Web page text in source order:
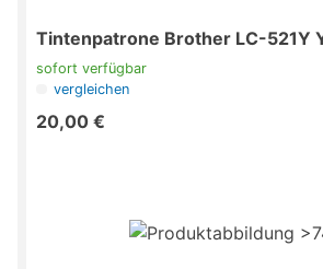
Tintenpatrone Brother LC-521Y
sofort verfügbar
vergleichen
20,00 €